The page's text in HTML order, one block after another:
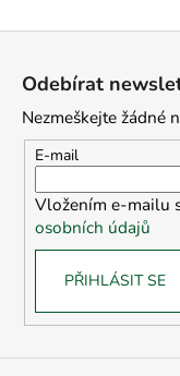
Odebírat
Nezmeškejte žádné
E-mail
Vložením e-mailu
osobních údajů
PŘIHLÁSIT SE